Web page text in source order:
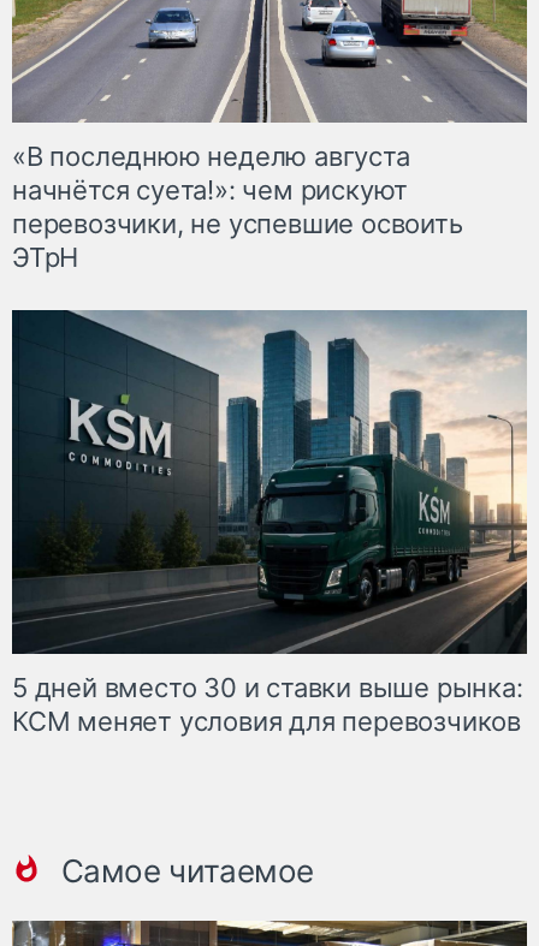
«В последнюю неделю августа
начнётся суета!»: чем рискуют
перевозчики, не успевшие освоить
ЭТрН
5 дней вместо 30 и ставки выше рынка:
КСМ меняет условия для перевозчиков
Самое читаемое